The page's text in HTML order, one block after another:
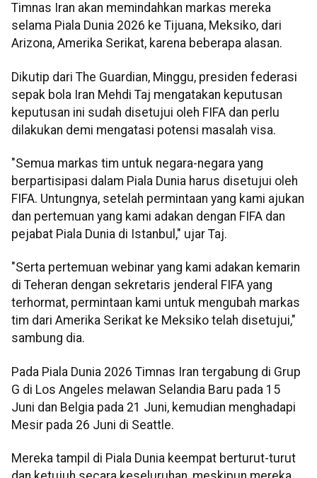
Timnas Iran akan memindahkan markas mereka
selama Piala Dunia 2026 ke Tijuana, Meksiko, dari
Arizona, Amerika Serikat, karena beberapa alasan.
Dikutip dari The Guardian, Minggu, presiden federasi
sepak bola Iran Mehdi Taj mengatakan keputusan
keputusan ini sudah disetujui oleh FIFA dan perlu
dilakukan demi mengatasi potensi masalah visa.
"Semua markas tim untuk negara-negara yang
berpartisipasi dalam Piala Dunia harus disetujui oleh
FIFA. Untungnya, setelah permintaan yang kami ajukan
dan pertemuan yang kami adakan dengan FIFA dan
pejabat Piala Dunia di Istanbul," ujar Taj.
"Serta pertemuan webinar yang kami adakan kemarin
di Teheran dengan sekretaris jenderal FIFA yang
terhormat, permintaan kami untuk mengubah markas
tim dari Amerika Serikat ke Meksiko telah disetujui,"
sambung dia.
Pada Piala Dunia 2026 Timnas Iran tergabung di Grup
G di Los Angeles melawan Selandia Baru pada 15
Juni dan Belgia pada 21 Juni, kemudian menghadapi
Mesir pada 26 Juni di Seattle.
Mereka tampil di Piala Dunia keempat berturut-turut